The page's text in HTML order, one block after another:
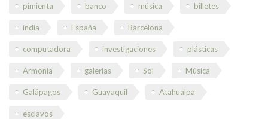
pimienta banco música billetes
india España Barcelona
computadora investigaciones plásticas
Armonía galerías Sol Música
Galápagos Guayaquil Atahualpa
esclavos